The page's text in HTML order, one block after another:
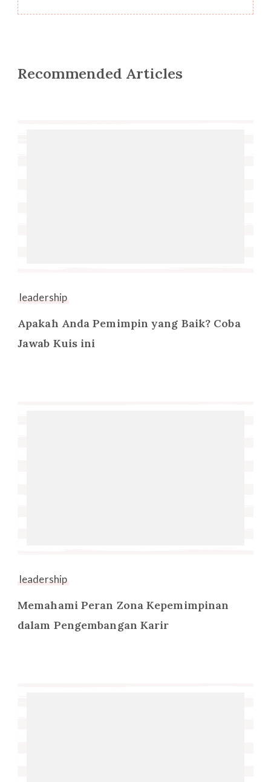
Recommended Articles
leadership
Apakah Anda Pemimpin yang Baik? Coba
Jawab Kuis ini
leadership
Memahami Peran Zona Kepemimpinan
dalam Pengembangan Karir